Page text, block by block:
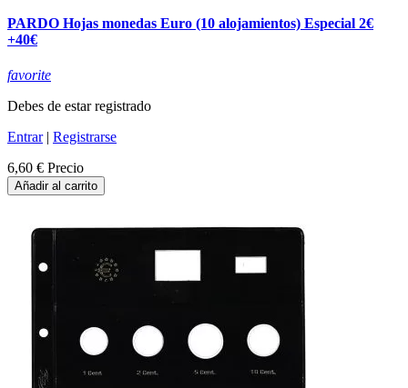
PARDO Hojas monedas Euro (10 alojamientos) Especial 2€
+40€
favorite
Debes de estar registrado
Entrar| Registrarse
6,60 € Precio
Añadir al carrito